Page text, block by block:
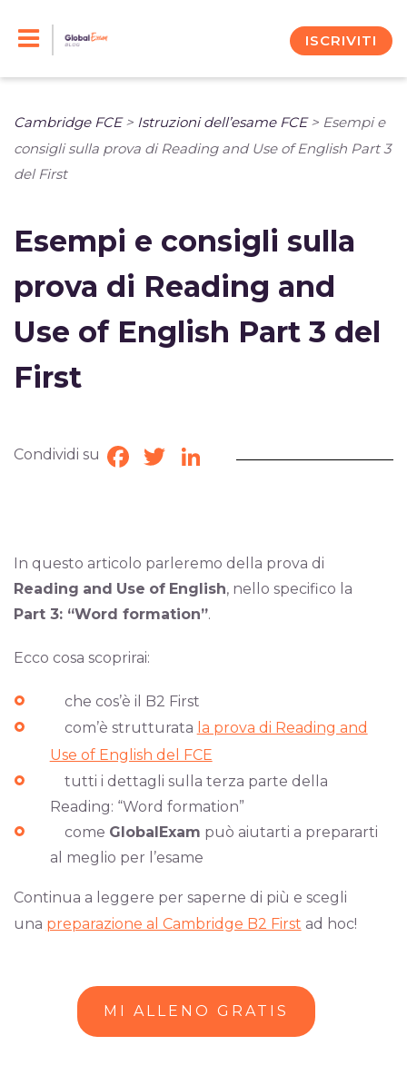
ISCRIVITI
Cambridge FCE> Istruzioni dell’esame FCE> Esempi e
consigli sulla prova di Reading and Use of English Part 3
del First
Esempi e consigli sulla
prova di Reading and
Use of English Part 3 del
First
Condividi su Facebook
TwitterLinkedIn
In questo articolo parleremo della prova di
Reading and Use of English, nello specifico la
Part 3: “Word formation”.
Ecco cosa scoprirai:
che cos’è il B2 First
com’è strutturata la prova di Reading and
Use of English del FCE
tutti i dettagli sulla terza parte della
Reading: “Word formation”
come GlobalExam può aiutarti a prepararti
al meglio per l’esame
Continua a leggere per saperne di più e scegli
una preparazione al Cambridge B2 First ad hoc!
MI ALLENO GRATIS